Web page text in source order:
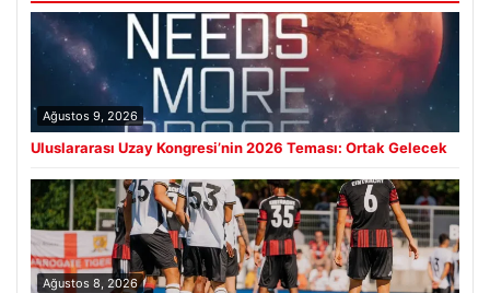
Ağustos 9, 2026
Uluslararası Uzay Kongresi’nin 2026 Teması: Ortak Gelecek
Ağustos 8, 2026